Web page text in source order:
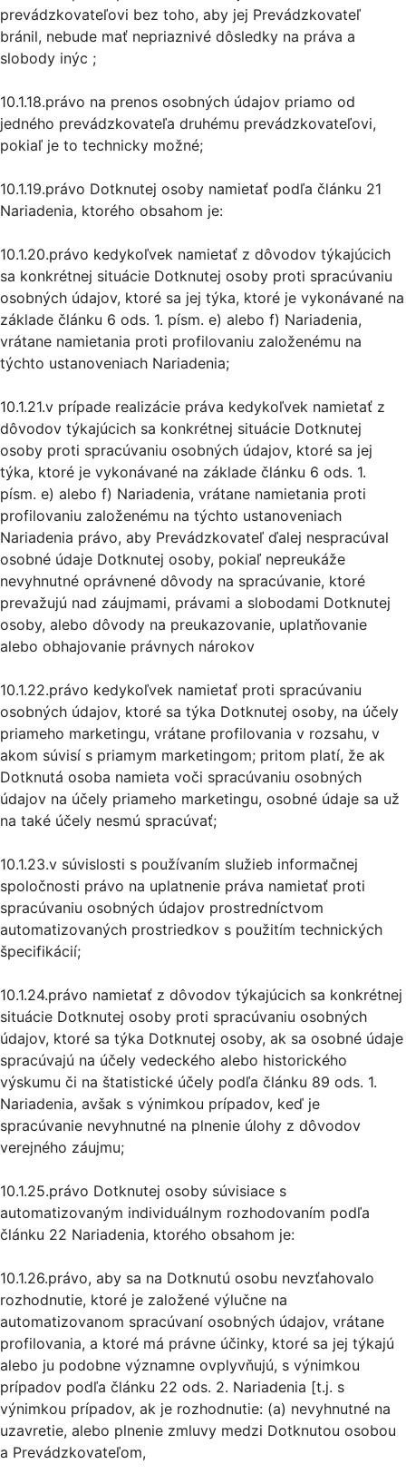
prevádzkovateľovi bez toho, aby jej Prevádzkovateľ
bránil, nebude mať nepriaznivé dôsledky na práva a
slobody inýc ;
10.1.18.právo na prenos osobných údajov priamo od
jedného prevádzkovateľa druhému prevádzkovateľovi,
pokiaľ je to technicky možné;
10.1.19.právo Dotknutej osoby namietať podľa článku 21
Nariadenia, ktorého obsahom je:
10.1.20.právo kedykoľvek namietať z dôvodov týkajúcich
sa konkrétnej situácie Dotknutej osoby proti spracúvaniu
osobných údajov, ktoré sa jej týka, ktoré je vykonávané na
základe článku 6 ods. 1. písm. e) alebo f) Nariadenia,
vrátane namietania proti profilovaniu založenému na
týchto ustanoveniach Nariadenia;
10.1.21.v prípade realizácie práva kedykoľvek namietať z
dôvodov týkajúcich sa konkrétnej situácie Dotknutej
osoby proti spracúvaniu osobných údajov, ktoré sa jej
týka, ktoré je vykonávané na základe článku 6 ods. 1.
písm. e) alebo f) Nariadenia, vrátane namietania proti
profilovaniu založenému na týchto ustanoveniach
Nariadenia právo, aby Prevádzkovateľ ďalej nespracúval
osobné údaje Dotknutej osoby, pokiaľ nepreukáže
nevyhnutné oprávnené dôvody na spracúvanie, ktoré
prevažujú nad záujmami, právami a slobodami Dotknutej
osoby, alebo dôvody na preukazovanie, uplatňovanie
alebo obhajovanie právnych nárokov
10.1.22.právo kedykoľvek namietať proti spracúvaniu
osobných údajov, ktoré sa týka Dotknutej osoby, na účely
priameho marketingu, vrátane profilovania v rozsahu, v
akom súvisí s priamym marketingom; pritom platí, že ak
Dotknutá osoba namieta voči spracúvaniu osobných
údajov na účely priameho marketingu, osobné údaje sa už
na také účely nesmú spracúvať;
10.1.23.v súvislosti s používaním služieb informačnej
spoločnosti právo na uplatnenie práva namietať proti
spracúvaniu osobných údajov prostredníctvom
automatizovaných prostriedkov s použitím technických
špecifikácií;
10.1.24.právo namietať z dôvodov týkajúcich sa konkrétnej
situácie Dotknutej osoby proti spracúvaniu osobných
údajov, ktoré sa týka Dotknutej osoby, ak sa osobné údaje
spracúvajú na účely vedeckého alebo historického
výskumu či na štatistické účely podľa článku 89 ods. 1.
Nariadenia, avšak s výnimkou prípadov, keď je
spracúvanie nevyhnutné na plnenie úlohy z dôvodov
verejného záujmu;
10.1.25.právo Dotknutej osoby súvisiace s
automatizovaným individuálnym rozhodovaním podľa
článku 22 Nariadenia, ktorého obsahom je:
10.1.26.právo, aby sa na Dotknutú osobu nevzťahovalo
rozhodnutie, ktoré je založené výlučne na
automatizovanom spracúvaní osobných údajov, vrátane
profilovania, a ktoré má právne účinky, ktoré sa jej týkajú
alebo ju podobne významne ovplyvňujú, s výnimkou
prípadov podľa článku 22 ods. 2. Nariadenia [t.j. s
výnimkou prípadov, ak je rozhodnutie: (a) nevyhnutné na
uzavretie, alebo plnenie zmluvy medzi Dotknutou osobou
a Prevádzkovateľom,